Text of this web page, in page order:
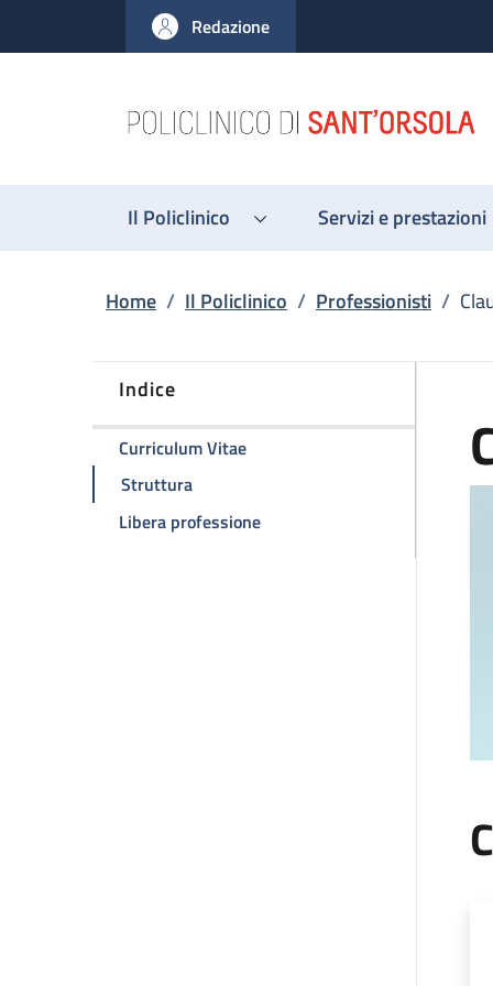
al contenuto principale
to footer content
Redazione
Il Policlinico Servizi e prestazioni
Briciole di pane
Home / Il Policlinico / Professionisti /
Indice
Curriculum Vitaedella pagina Claudio Zamagni
Strutturadella pagina Claudio Zamagni
Libera professionedella pagina Claudio Zamagni